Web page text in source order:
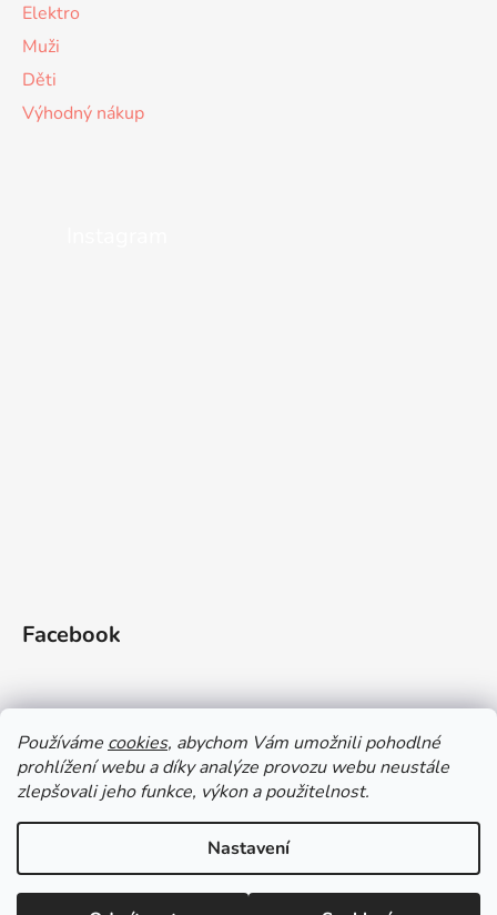
Používáme cookies, abychom Vám umožnili pohodlné
prohlížení webu a díky analýze provozu webu neustále
zlepšovali jeho funkce, výkon a použitelnost.
Nastavení
Elektro
Muži
Děti
Výhodný nákup
Facebook
Doprava a platba Vrácení zboží Obchodní podmínky
Zásady ochrany OÚ a GDPR Magazín Kontakty
Vytvořil Shoptet